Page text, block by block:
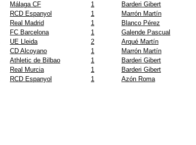
Málaga CF 1 Barderi Gibert
RCD Espanyol 1 Marrón Martín
Real Madrid 1 Blanco Pérez
FC Barcelona 1 Galende Pascual
UE Lleida 2 Arqué Martín
CD Alcoyano 1 Marrón Martín
Athletic de Bilbao 1 Barderi Gibert
Real Murcia 1 Barderi Gibert
RCD Espanyol 1 Azón Roma